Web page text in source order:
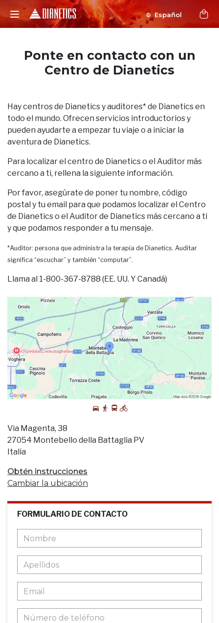
Español
Ponte en contacto con un
Centro de Dianetics
Hay centros de Dianetics y auditores* de Dianetics en
todo el mundo. Ofrecen servicios introductorios y
pueden ayudarte a empezar tu viaje o a iniciar la
aventura de Dianetics.
Para localizar el centro de Dianetics o el Auditor más
cercano a ti, rellena la siguiente información.
Por favor, asegúrate de poner tu nombre, código
postal y tu email para que podamos localizar el Centro
de Dianetics o el Auditor de Dianetics más cercano a ti
y que podamos responder a tu mensaje.
*Auditor: persona que administra la terapia de Dianetics. Auditar
significa “escuchar” y también “computar”.
Llama al 1-800-367-8788 (EE. UU. Y Canadá)
Via Magenta, 38
27054 Montebello della Battaglia PV
Italia
Obtén instrucciones
Cambiar la ubicación
FORMULARIO DE CONTACTO